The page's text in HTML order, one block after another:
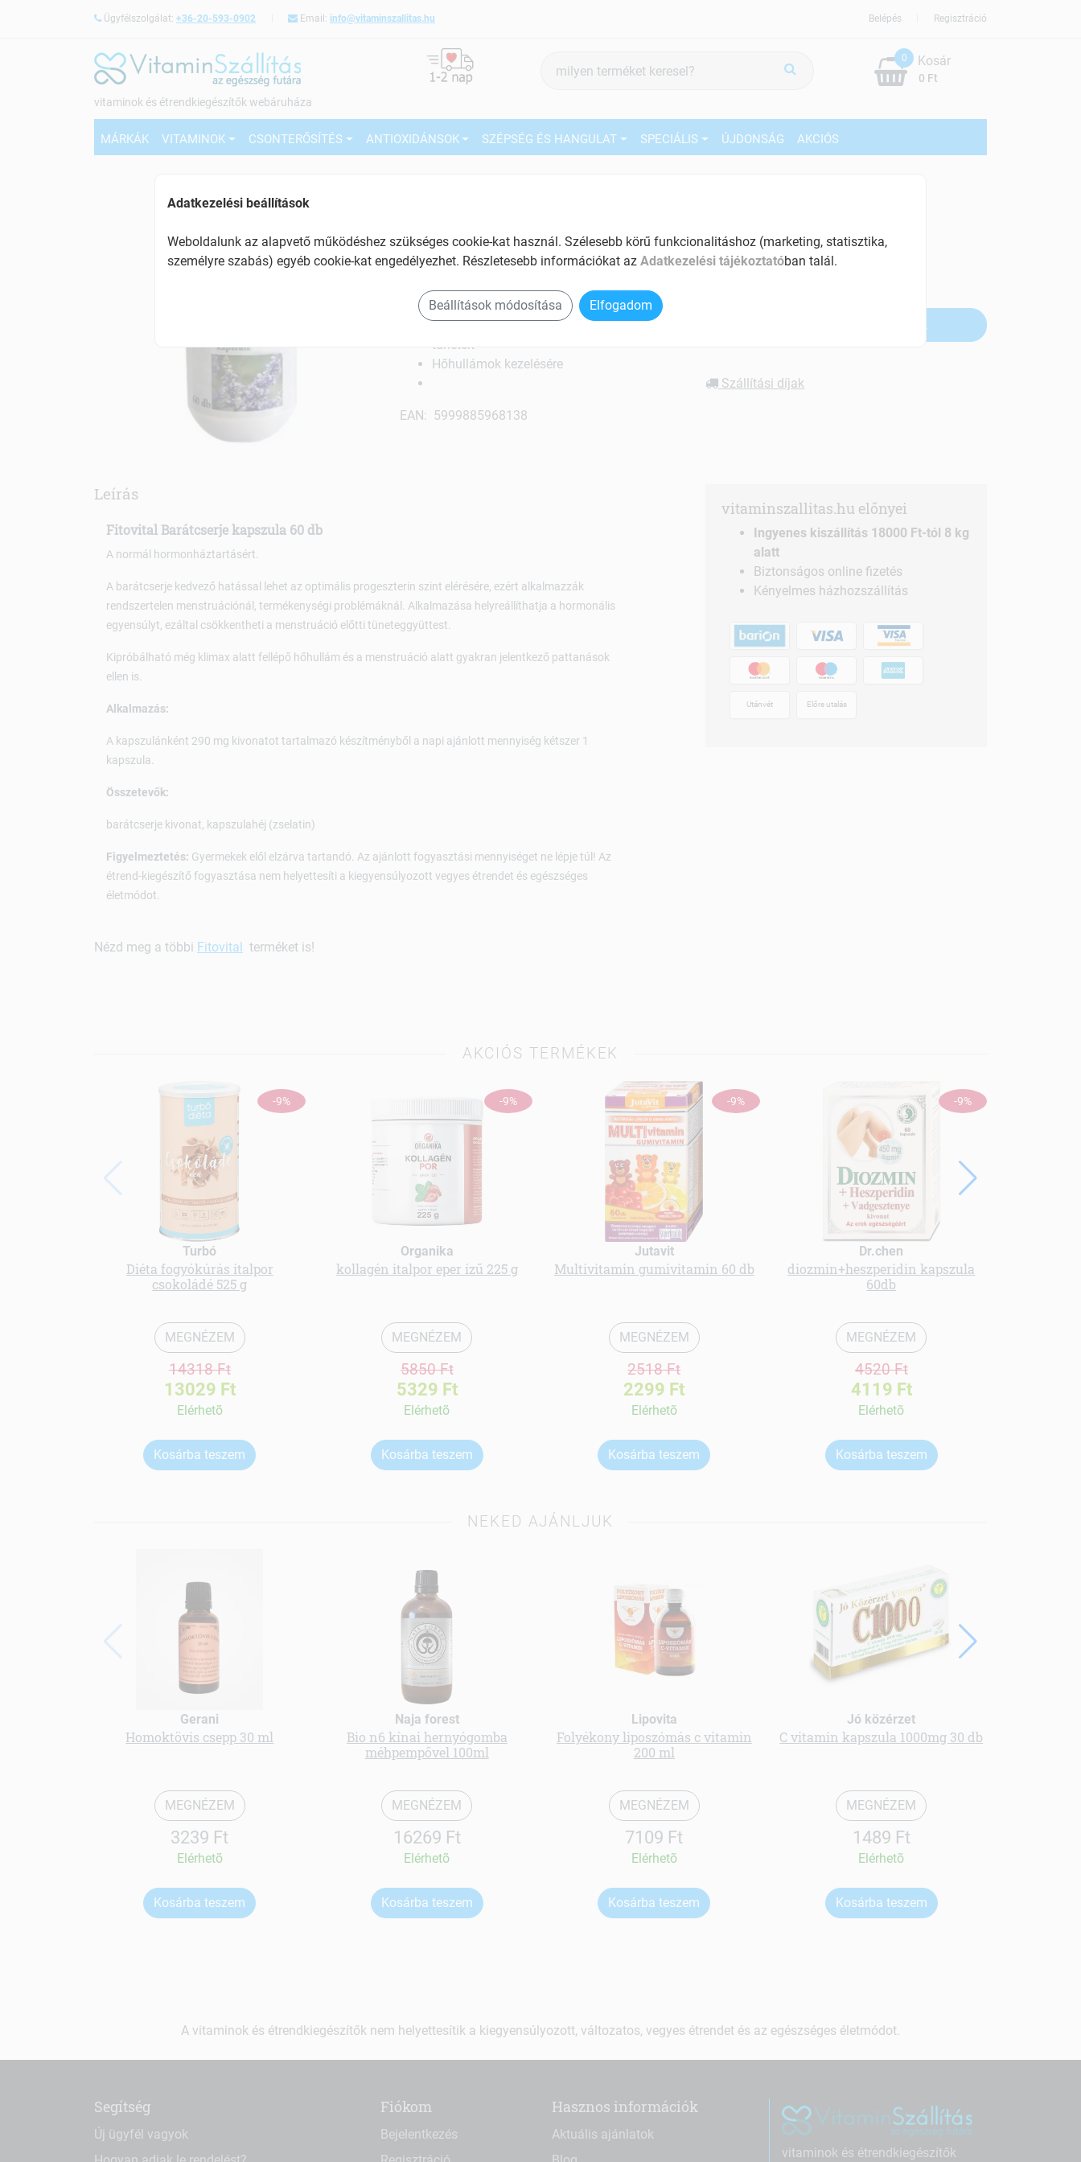
Ügyfélszolgálat: +36-20-593-0902 Email: info@vitaminszallitas.hu Regisztráció
Belépés
vitaminok és étrendkiegészítők webáruháza
keresés
0
0 Ft
Kosár
MÁRKÁK VITAMINOK CSONTERŐSÍTÉS ANTIOXIDÁNSOK SZÉPSÉG ÉS HANGULAT SPECIÁLIS ÚJDONSÁG AKCIÓS
Segít a hormonális egyensúly
visszaállításában
Tartalom: 60 db
Csökkenti a menstruáció kellemetlen
tüneteit
Hőhullámok kezelésére
EAN: 5999885968138
Készletinformáció:
Szállítási díjak
Leírás
Fitovital Barátcserje kapszula 60 db
A normál hormonháztartásért.
A barátcserje kedvező hatással lehet az optimális progeszterin szint elérésére, ezért alkalmazzák
rendszertelen menstruációnál, termékenységi problémáknál. Alkalmazása helyreállíthatja a hormonális
egyensúlyt, ezáltal csökkentheti a menstruáció előtti tüneteggyüttest.
Kipróbálható még klimax alatt fellépő hőhullám és a menstruáció alatt gyakran jelentkező pattanások
ellen is.
Alkalmazás:
A kapszulánként 290 mg kivonatot tartalmazó készítményből a napi ajánlott mennyiség kétszer 1
kapszula.
Összetevők:
barátcserje kivonat, kapszulahéj (zselatin)
Figyelmeztetés: Gyermekek elől elzárva tartandó. Az ajánlott fogyasztási mennyiséget ne lépje túl! Az
étrend-kiegészítő fogyasztása nem helyettesíti a kiegyensúlyozott vegyes étrendet és egészséges
életmódot.
Nézd meg a többi Fitovital terméket is!
vitaminszallitas.hu előnyei
Ingyenes kiszállítás 18000 Ft-tól 8 kg
alatt
Biztonságos online fizetés
Kényelmes házhozszállítás
Utánvét Előre utalás
AKCIÓS TERMÉKEK
-9%
Turbó
Diéta fogyókúrás italpor
csokoládé 525 g
MEGNÉZEM
14318 Ft
13029 Ft
Elérhetõ
Kosárba teszem
-9%
Organika
kollagén italpor eper ízű 225 g
MEGNÉZEM
5850 Ft
5329 Ft
Elérhetõ
Kosárba teszem
-9%
Jutavit
Multivitamin gumivitamin 60 db
MEGNÉZEM
2518 Ft
2299 Ft
Elérhetõ
Kosárba teszem
-9%
Dr.chen
diozmin+heszperidin kapszula
60db
MEGNÉZEM
4520 Ft
4119 Ft
Elérhetõ
Kosárba teszem
NEKED AJÁNLJUK
Gerani
Homoktövis csepp 30 ml
MEGNÉZEM
3239 Ft
Elérhetõ
Kosárba teszem
Naja forest
Bio n6 kínai hernyógomba
méhpempővel 100ml
MEGNÉZEM
16269 Ft
Elérhetõ
Kosárba teszem
Lipovita
Folyékony liposzómás c vitamin
200 ml
MEGNÉZEM
7109 Ft
Elérhetõ
Kosárba teszem
Jó közérzet
C vitamin kapszula 1000mg 30 db
MEGNÉZEM
1489 Ft
Elérhetõ
Kosárba teszem
A vitaminok és étrendkiegészítők nem helyettesítik a kiegyensúlyozott, változatos, vegyes étrendet és az egészséges életmódot.
Segítség
Új ügyfél vagyok
Fiókom
Bejelentkezés
Hasznos információk
Aktuális ajánlatok
vitaminok és étrendkiegészítők
Adatkezelési beállítások
Weboldalunk az alapvető működéshez szükséges cookie-kat használ. Szélesebb körű funkcionalitáshoz (marketing, statisztika,
személyre szabás) egyéb cookie-kat engedélyezhet. Részletesebb információkat az Adatkezelési tájékoztatóban talál.
Beállítások módosítása Elfogadom